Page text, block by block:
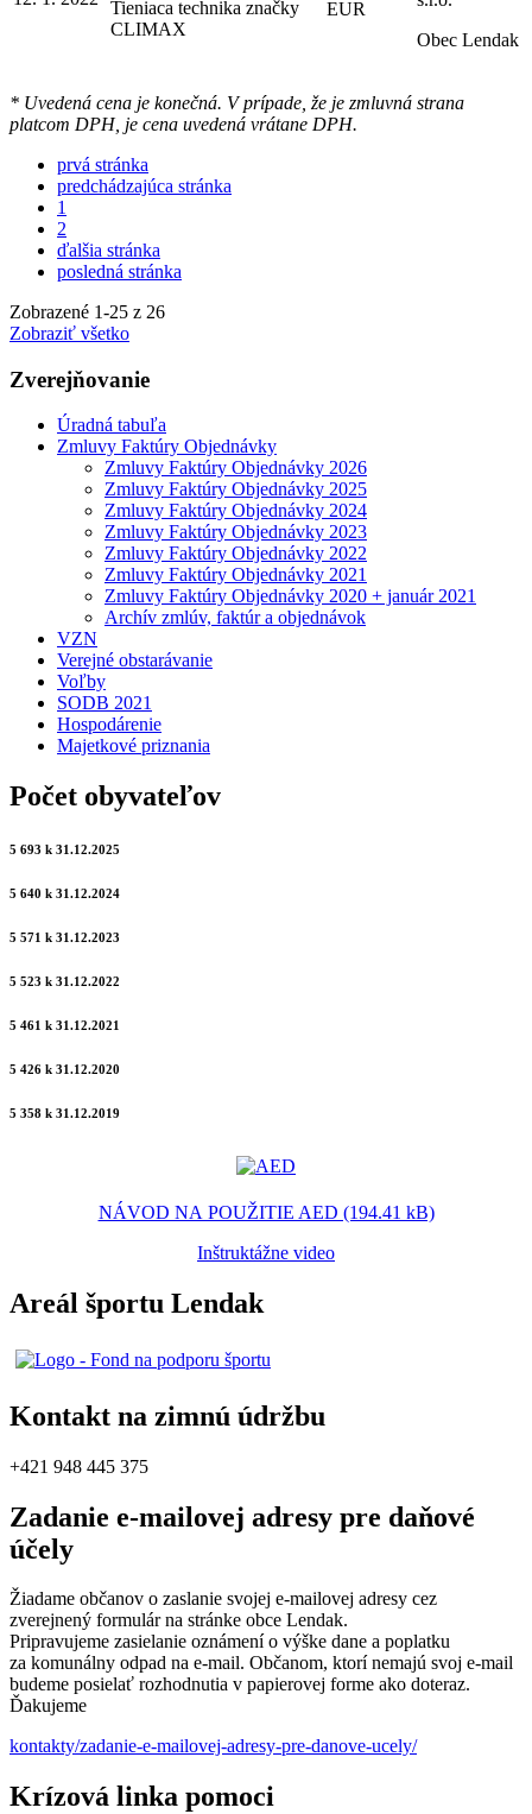
Tieniaca technika značky
CLIMAX
EUR
Obec Lendak
* Uvedená cena je konečná. V prípade, že je zmluvná strana
platcom DPH, je cena uvedená vrátane DPH.
prvá stránka
predchádzajúca stránka
1
2
ďalšia stránka
posledná stránka
Zobrazené 1-25 z 26
Zobraziť všetko
Zverejňovanie
Úradná tabuľa
Zmluvy Faktúry Objednávky
Zmluvy Faktúry Objednávky 2026
Zmluvy Faktúry Objednávky 2025
Zmluvy Faktúry Objednávky 2024
Zmluvy Faktúry Objednávky 2023
Zmluvy Faktúry Objednávky 2022
Zmluvy Faktúry Objednávky 2021
Zmluvy Faktúry Objednávky 2020 + január 2021
Archív zmlúv, faktúr a objednávok
VZN
Verejné obstarávanie
Voľby
SODB 2021
Hospodárenie
Majetkové priznania
Počet obyvateľov
5 693 k 31.12.2025
5 640 k 31.12.2024
5 571 k 31.12.2023
5 523 k 31.12.2022
5 461 k 31.12.2021
5 426 k 31.12.2020
5 358 k 31.12.2019
NÁVOD NA POUŽITIE AED (194.41 kB)
Inštruktážne video
Areál športu Lendak
Kontakt na zimnú údržbu
+421 948 445 375
Zadanie e-mailovej adresy pre daňové
účely
Žiadame občanov o zaslanie svojej e-mailovej adresy cez
zverejnený formulár na stránke obce Lendak.
Pripravujeme zasielanie oznámení o výške dane a poplatku
za komunálny odpad na e-mail. Občanom, ktorí nemajú svoj e-mail
budeme posielať rozhodnutia v papierovej forme ako doteraz.
Ďakujeme
kontakty/zadanie-e-mailovej-adresy-pre-danove-ucely/
Krízová linka pomoci